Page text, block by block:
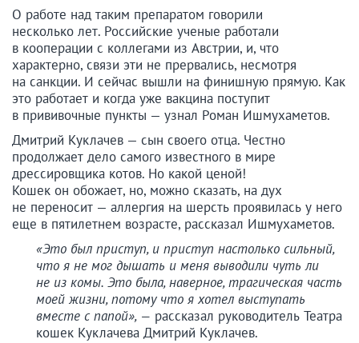
О работе над таким препаратом говорили
несколько лет. Российские ученые работали
в кооперации с коллегами из Австрии, и, что
характерно, связи эти не прервались, несмотря
на санкции. И сейчас вышли на финишную прямую. Как
это работает и когда уже вакцина поступит
в прививочные пункты — узнал Роман Ишмухаметов.
Дмитрий Куклачев — сын своего отца. Честно
продолжает дело самого известного в мире
дрессировщика котов. Но какой ценой!
Кошек он обожает, но, можно сказать, на дух
не переносит — аллергия на шерсть проявилась у него
еще в пятилетнем возрасте, рассказал Ишмухаметов.
«Это был приступ, и приступ настолько сильный,
что я не мог дышать и меня выводили чуть ли
не из комы. Это была, наверное, трагическая часть
моей жизни, потому что я хотел выступать
вместе с папой», — рассказал руководитель Театра
кошек Куклачева Дмитрий Куклачев.